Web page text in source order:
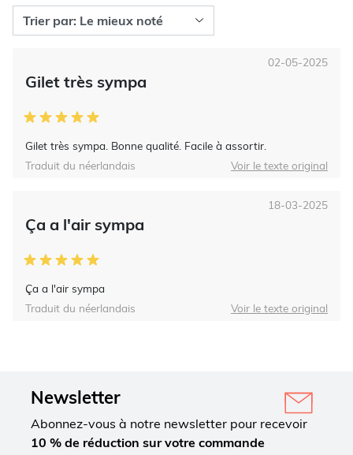
Gilet très sympa
Gilet très sympa. Bonne qualité. Facile à assortir.
02-05-2025
Traduit du néerlandais Voir le texte original
Ça a l'air sympa
Ça a l'air sympa
18-03-2025
Traduit du néerlandais Voir le texte original
Newsletter
Abonnez-vous à notre newsletter pour recevoir
10 % de réduction sur votre commande